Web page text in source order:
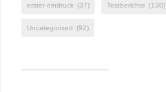
erster eindruck (37) Testberichte (130)
Uncategorized (92)